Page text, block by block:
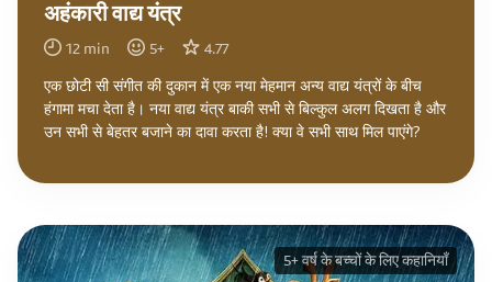
अहंकारी वाद्य यंत्र
12 min 5+ 4.77
एक छोटी सी संगीत की दुकान में एक नया मेहमान अन्य वाद्य यंत्रों के बीच
हंगामा मचा देता है। नया वाद्य यंत्र बाकी सभी से बिल्कुल अलग दिखता है और
उन सभी से बेहतर बजाने का दावा करता है! क्या वे सभी साथ मिल पाएंगे?
5+ वर्ष के बच्चों के लिए कहानियाँ